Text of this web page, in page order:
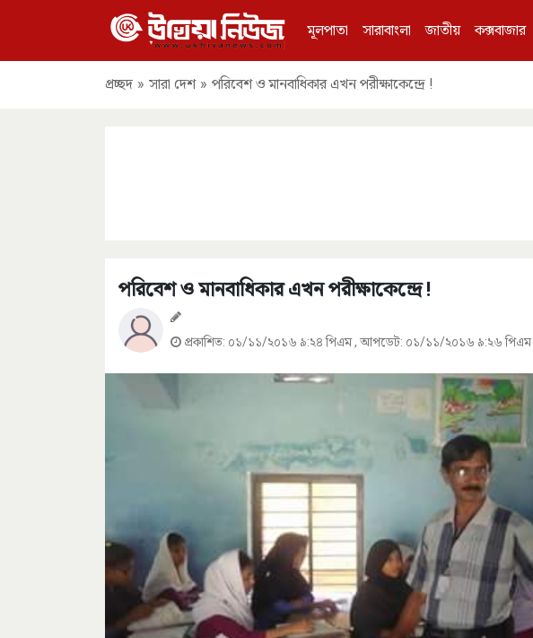
মূলপাতা সারাবাংলা জাতীয় কক্সবাজার
প্রচ্ছদ » সারা দেশ » পরিবেশ ও মানবাধিকার এখন পরীক্ষাকেন্দ্রে !
পরিবেশ ও মানবাধিকার এখন পরীক্ষাকেন্দ্রে !
প্রকাশিত: ০১/১১/২০১৬ ৯:২৪ পিএম, আপডেট: ০১/১১/২০১৬ ৯:২৬ পিএম